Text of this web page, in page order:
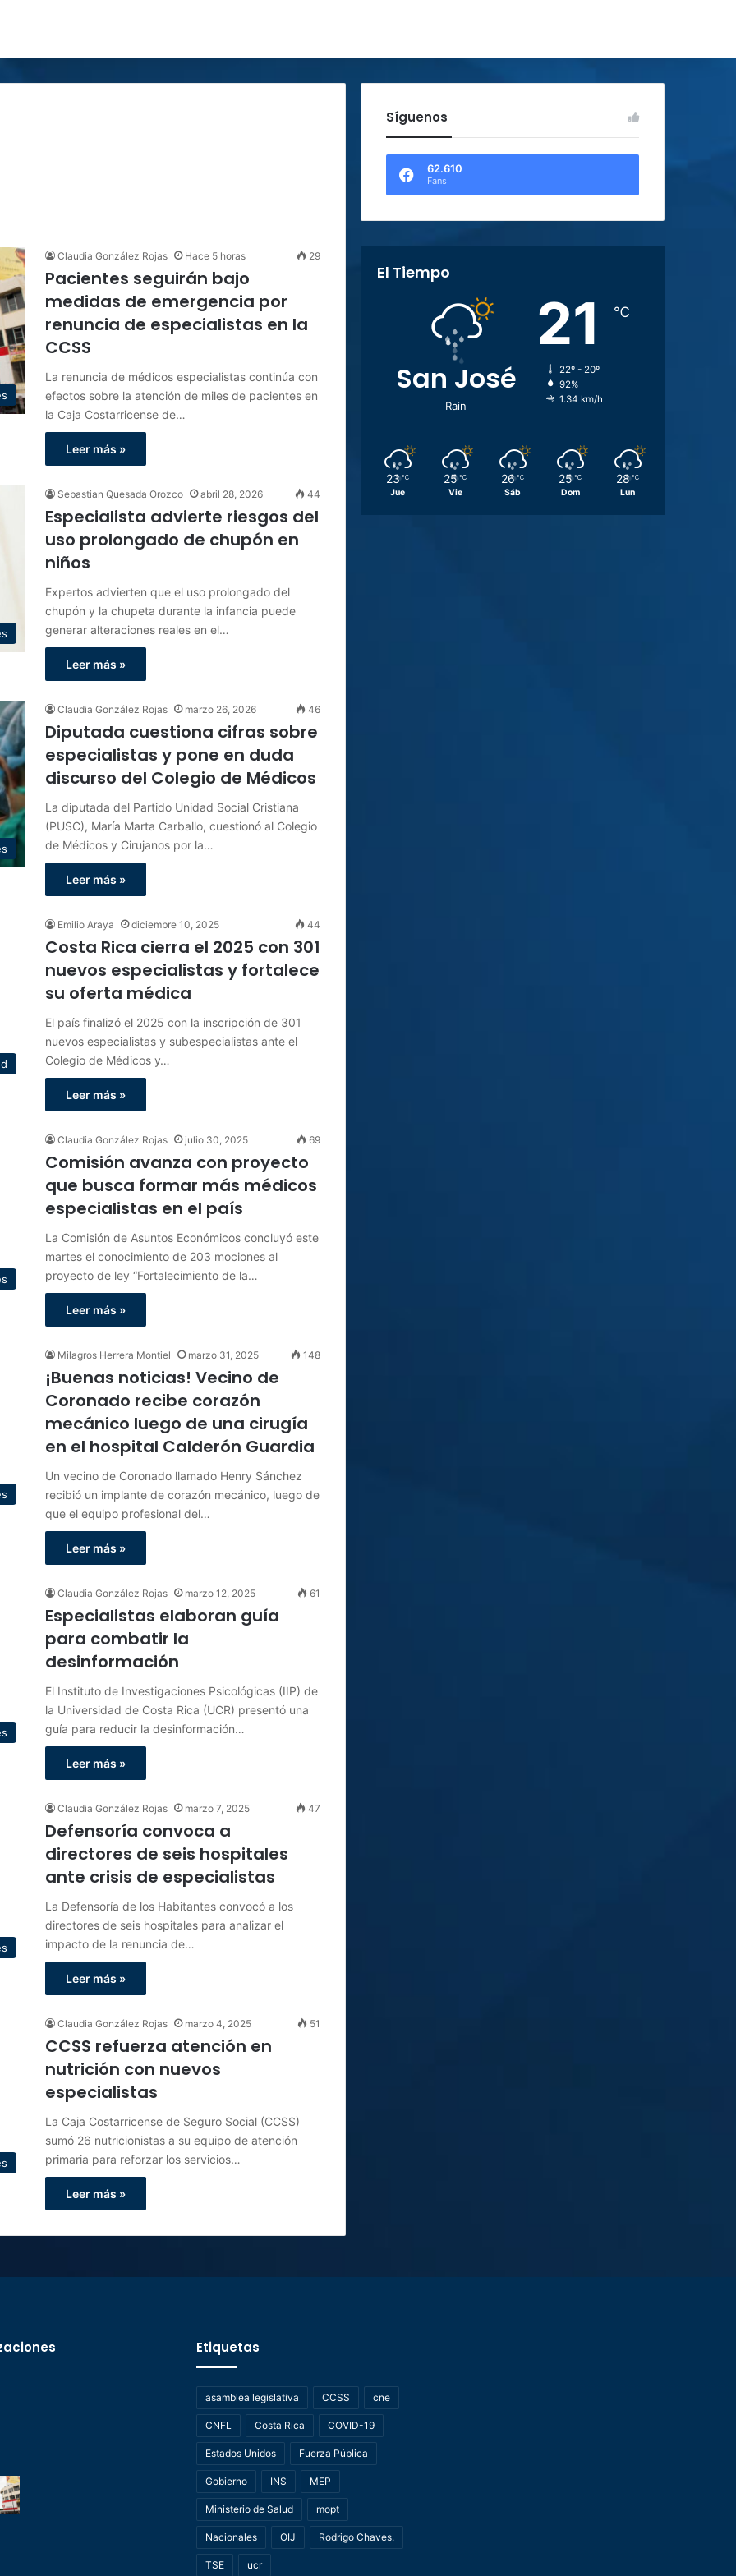
Claudia González Rojas Hace 5 horas 29
Pacientes seguirán bajo
medidas de emergencia por
renuncia de especialistas en la
CCSS
La renuncia de médicos especialistas continúa con
efectos sobre la atención de miles de pacientes en
la Caja Costarricense de…
Leer más »
Sebastian Quesada Orozco abril 28, 2026 44
Especialista advierte riesgos del
uso prolongado de chupón en
niños
Expertos advierten que el uso prolongado del
chupón y la chupeta durante la infancia puede
generar alteraciones reales en el…
Leer más »
Claudia González Rojas marzo 26, 2026 46
Diputada cuestiona cifras sobre
especialistas y pone en duda
discurso del Colegio de Médicos
La diputada del Partido Unidad Social Cristiana
(PUSC), María Marta Carballo, cuestionó al Colegio
de Médicos y Cirujanos por la…
Leer más »
Emilio Araya diciembre 10, 2025 44
Costa Rica cierra el 2025 con 301
nuevos especialistas y fortalece
su oferta médica
El país finalizó el 2025 con la inscripción de 301
nuevos especialistas y subespecialistas ante el
Colegio de Médicos y…
Leer más »
Claudia González Rojas julio 30, 2025 69
Comisión avanza con proyecto
que busca formar más médicos
especialistas en el país
La Comisión de Asuntos Económicos concluyó este
martes el conocimiento de 203 mociones al
proyecto de ley “Fortalecimiento de la…
Leer más »
Milagros Herrera Montiel marzo 31, 2025 148
¡Buenas noticias! Vecino de
Coronado recibe corazón
mecánico luego de una cirugía
en el hospital Calderón Guardia
Un vecino de Coronado llamado Henry Sánchez
recibió un implante de corazón mecánico, luego de
que el equipo profesional del…
Leer más »
Claudia González Rojas marzo 12, 2025 61
Especialistas elaboran guía
para combatir la
desinformación
El Instituto de Investigaciones Psicológicas (IIP) de
la Universidad de Costa Rica (UCR) presentó una
guía para reducir la desinformación…
Leer más »
Claudia González Rojas marzo 7, 2025 47
Defensoría convoca a
directores de seis hospitales
ante crisis de especialistas
La Defensoría de los Habitantes convocó a los
directores de seis hospitales para analizar el
impacto de la renuncia de…
Leer más »
Claudia González Rojas marzo 4, 2025 51
CCSS refuerza atención en
nutrición con nuevos
especialistas
La Caja Costarricense de Seguro Social (CCSS)
sumó 26 nutricionistas a su equipo de atención
primaria para reforzar los servicios…
Leer más »
Síguenos
62.610
Fans
El Tiempo
San José
Rain
21 ℃
22º - 20º
92%
1.34 km/h
23 ℃
Jue
25 ℃
Vie
26 ℃
Sáb
25 ℃
Dom
28 ℃
Lun
Etiquetas
asamblea legislativa CCSS cne
CNFL Costa Rica COVID-19
Estados Unidos Fuerza Pública
Gobierno INS MEP
Ministerio de Salud mopt
Nacionales OIJ Rodrigo Chaves.
TSE ucr